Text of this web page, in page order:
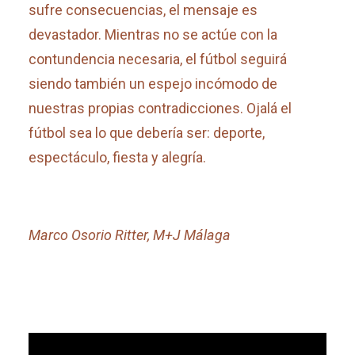
sufre consecuencias, el mensaje es
devastador. Mientras no se actúe con la
contundencia necesaria, el fútbol seguirá
siendo también un espejo incómodo de
nuestras propias contradicciones. Ojalá el
fútbol sea lo que debería ser: deporte,
espectáculo, fiesta y alegría.
Marco Osorio Ritter, M+J Málaga